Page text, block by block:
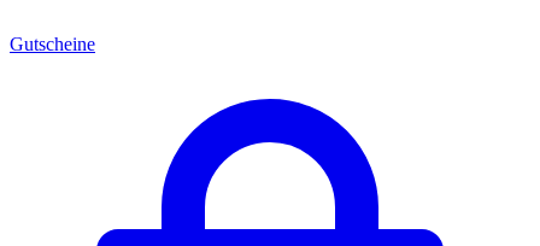
Gutscheine